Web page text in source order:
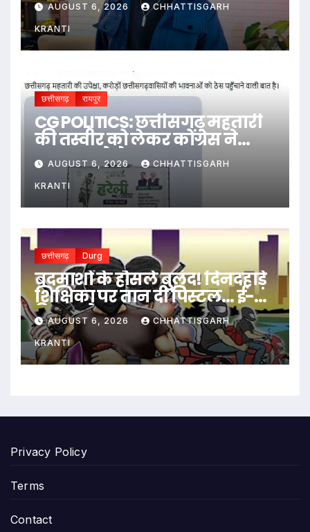
AUGUST 6, 2026 CHHATTISGARH
KRANTI
छत्तीसगढ़ रायपुर
CG POLITICS: छत्तीसगढ़ महतारी
की तस्वीर को लेकर कोंग्रेस ने
सरकार को घेरा
AUGUST 6, 2026 CHHATTISGARH
KRANTI
छत्तीसगढ़ Durg
बदमाशों के हौसले बुलंद! दिनदहाड़े
शिक्षिका पर तान दी पिस्टल… ई-
रिक्शा रोककर लूट…
AUGUST 6, 2026 CHHATTISGARH
KRANTI
Privacy Policy
Terms
Contact